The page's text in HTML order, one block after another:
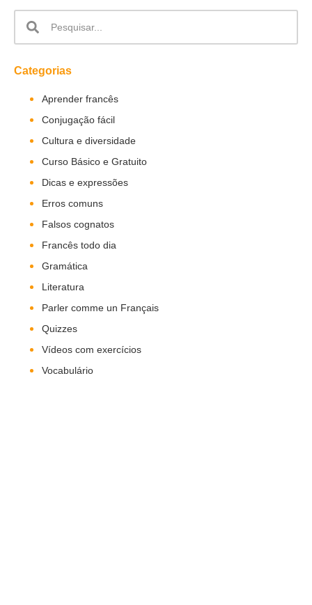
Categorias
Aprender francês
Conjugação fácil
Cultura e diversidade
Curso Básico e Gratuito
Dicas e expressões
Erros comuns
Falsos cognatos
Francês todo dia
Gramática
Literatura
Parler comme un Français
Quizzes
Vídeos com exercícios
Vocabulário